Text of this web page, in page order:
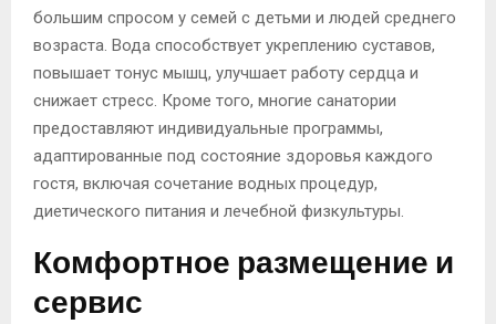
большим спросом у семей с детьми и людей среднего
возраста. Вода способствует укреплению суставов,
повышает тонус мышц, улучшает работу сердца и
снижает стресс. Кроме того, многие санатории
предоставляют индивидуальные программы,
адаптированные под состояние здоровья каждого
гостя, включая сочетание водных процедур,
диетического питания и лечебной физкультуры.
Комфортное размещение и
сервис